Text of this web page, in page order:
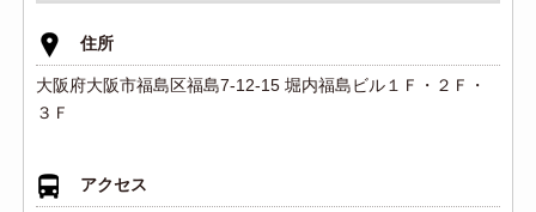
住所
大阪府大阪市福島区福島7-12-15 堀内福島ビル１Ｆ・２Ｆ・
３Ｆ
アクセス